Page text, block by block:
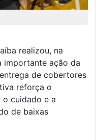
realizou, na
importante ação da
de cobertores
reforça o
cuidado e a
de baixas